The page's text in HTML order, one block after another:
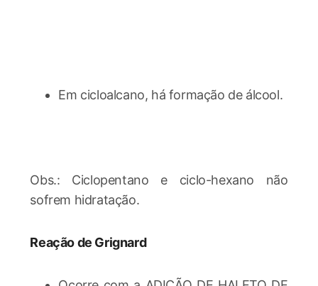
Em cicloalcano, há formação de álcool.
Obs.: Ciclopentano e ciclo-hexano não
sofrem hidratação.
Reação de Grignard